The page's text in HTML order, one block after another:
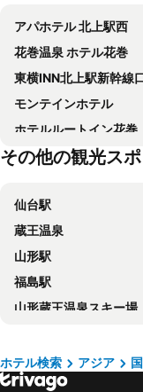
アパホテル 北上駅西
花巻温泉 ホテル花巻
東横INN北上駅新幹線
モンテインホテル
ホテルルートイン花巻
悠の湯 風の季
フォルクローロ いわて
SAKURA PORT HOTEL
南部ホテル
Toyoko Inn Kitakami-eki
スーパーホテル矢巾駅
Trail Inn
Hotel Ginga Park Hanamaki,
その他の観光ス
仙台駅
蔵王温泉
山形駅
福島駅
山形蔵王温泉スキー場
あつみ温泉
平泉
ホテル検索 アジア